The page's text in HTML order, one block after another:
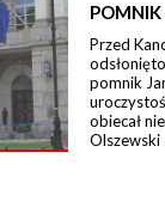
POMNIK
Przed
pomnik
obiecał
Olszewski